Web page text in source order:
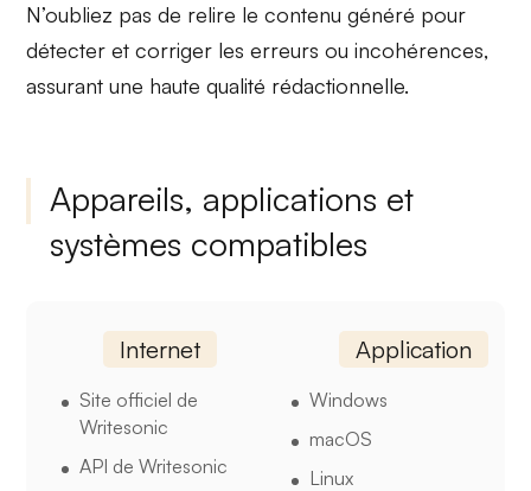
N’oubliez pas de relire le contenu généré pour
détecter et corriger les erreurs ou incohérences,
assurant une haute qualité rédactionnelle.
Appareils, applications et
systèmes compatibles
Internet
Site officiel de
Writesonic
API de Writesonic
Application
Windows
macOS
Linux